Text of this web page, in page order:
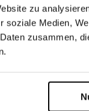
zu
soziale Medien,
zusammen,